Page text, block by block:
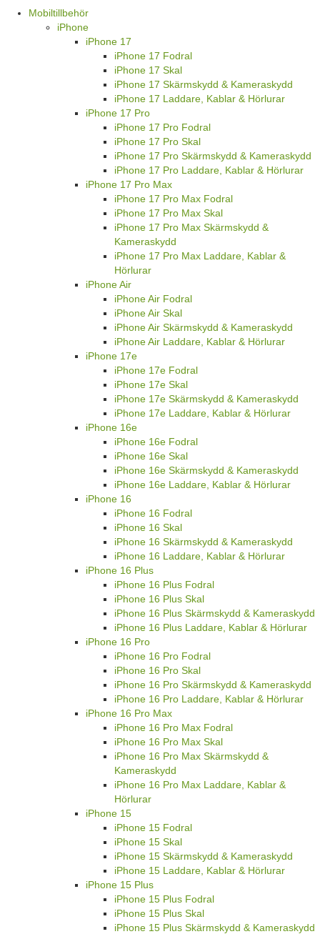
Mobiltillbehör
iPhone
iPhone 17
iPhone 17 Fodral
iPhone 17 Skal
iPhone 17 Skärmskydd & Kameraskydd
iPhone 17 Laddare, Kablar & Hörlurar
iPhone 17 Pro
iPhone 17 Pro Fodral
iPhone 17 Pro Skal
iPhone 17 Pro Skärmskydd & Kameraskydd
iPhone 17 Pro Laddare, Kablar & Hörlurar
iPhone 17 Pro Max
iPhone 17 Pro Max Fodral
iPhone 17 Pro Max Skal
iPhone 17 Pro Max Skärmskydd &
Kameraskydd
iPhone 17 Pro Max Laddare, Kablar &
Hörlurar
iPhone Air
iPhone Air Fodral
iPhone Air Skal
iPhone Air Skärmskydd & Kameraskydd
iPhone Air Laddare, Kablar & Hörlurar
iPhone 17e
iPhone 17e Fodral
iPhone 17e Skal
iPhone 17e Skärmskydd & Kameraskydd
iPhone 17e Laddare, Kablar & Hörlurar
iPhone 16e
iPhone 16e Fodral
iPhone 16e Skal
iPhone 16e Skärmskydd & Kameraskydd
iPhone 16e Laddare, Kablar & Hörlurar
iPhone 16
iPhone 16 Fodral
iPhone 16 Skal
iPhone 16 Skärmskydd & Kameraskydd
iPhone 16 Laddare, Kablar & Hörlurar
iPhone 16 Plus
iPhone 16 Plus Fodral
iPhone 16 Plus Skal
iPhone 16 Plus Skärmskydd & Kameraskydd
iPhone 16 Plus Laddare, Kablar & Hörlurar
iPhone 16 Pro
iPhone 16 Pro Fodral
iPhone 16 Pro Skal
iPhone 16 Pro Skärmskydd & Kameraskydd
iPhone 16 Pro Laddare, Kablar & Hörlurar
iPhone 16 Pro Max
iPhone 16 Pro Max Fodral
iPhone 16 Pro Max Skal
iPhone 16 Pro Max Skärmskydd &
Kameraskydd
iPhone 16 Pro Max Laddare, Kablar &
Hörlurar
iPhone 15
iPhone 15 Fodral
iPhone 15 Skal
iPhone 15 Skärmskydd & Kameraskydd
iPhone 15 Laddare, Kablar & Hörlurar
iPhone 15 Plus
iPhone 15 Plus Fodral
iPhone 15 Plus Skal
iPhone 15 Plus Skärmskydd & Kameraskydd